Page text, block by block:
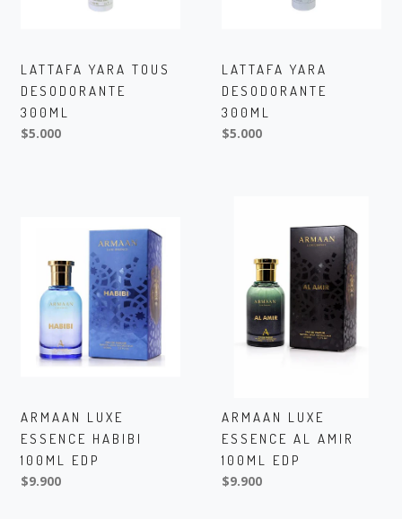
LATTAFA YARA TOUS
DESODORANTE
300ML
$5.000
LATTAFA YARA
DESODORANTE
300ML
$5.000
ARMAAN LUXE
ESSENCE HABIBI
100ML EDP
$9.900
ARMAAN LUXE
ESSENCE AL AMIR
100ML EDP
$9.900